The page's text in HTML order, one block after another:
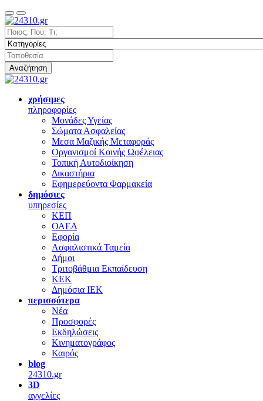
Αναζήτηση
χρήσιμες
πληροφορίες
Μονάδες Υγείας
Σώματα Ασφαλείας
Μεσα Μαζικής Μεταφοράς
Οργανισμοί Κοινής Ωφέλειας
Τοπική Αυτοδιοίκηση
Δικαστήρια
Εφημερεύοντα Φαρμακεία
δημόσιες
υπηρεσίες
ΚΕΠ
ΟΑΕΔ
Εφορία
Ασφαλιστικά Ταμεία
Δήμοι
Τριτοβάθμια Εκπαίδευση
ΚΕΚ
Δημόσια ΙΕΚ
περισσότερα
Νέα
Προσφορές
Εκδηλώσεις
Κινηματογράφος
Καιρός
blog
24310.gr
3D
αγγελίες